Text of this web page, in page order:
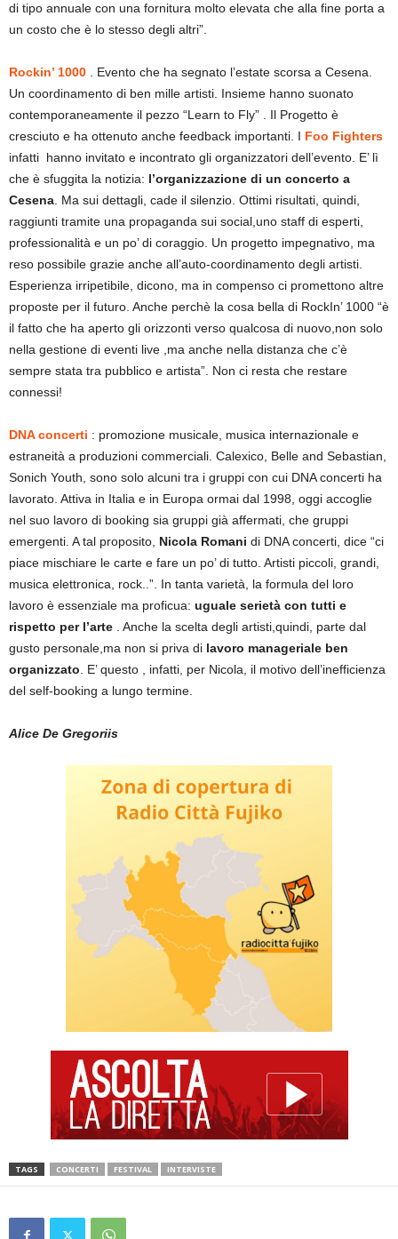
di tipo annuale con una fornitura molto elevata che alla fine porta a
un costo che è lo stesso degli altri”.
Rockin’ 1000 . Evento che ha segnato l’estate scorsa a Cesena.
Un coordinamento di ben mille artisti. Insieme hanno suonato
contemporaneamente il pezzo “Learn to Fly” . Il Progetto è
cresciuto e ha ottenuto anche feedback importanti. I Foo Fighters
infatti hanno invitato e incontrato gli organizzatori dell’evento. E’ lì
che è sfuggita la notizia: l’organizzazione di un concerto a
Cesena. Ma sui dettagli, cade il silenzio. Ottimi risultati, quindi,
raggiunti tramite una propaganda sui social,uno staff di esperti,
professionalità e un po’ di coraggio. Un progetto impegnativo, ma
reso possibile grazie anche all’auto-coordinamento degli artisti.
Esperienza irripetibile, dicono, ma in compenso ci promettono altre
proposte per il futuro. Anche perchè la cosa bella di RockIn’ 1000 “è
il fatto che ha aperto gli orizzonti verso qualcosa di nuovo,non solo
nella gestione di eventi live ,ma anche nella distanza che c’è
sempre stata tra pubblico e artista”. Non ci resta che restare
connessi!
DNA concerti : promozione musicale, musica internazionale e
estraneità a produzioni commerciali. Calexico, Belle and Sebastian,
Sonich Youth, sono solo alcuni tra i gruppi con cui DNA concerti ha
lavorato. Attiva in Italia e in Europa ormai dal 1998, oggi accoglie
nel suo lavoro di booking sia gruppi già affermati, che gruppi
emergenti. A tal proposito, Nicola Romani di DNA concerti, dice “ci
piace mischiare le carte e fare un po’ di tutto. Artisti piccoli, grandi,
musica elettronica, rock..”. In tanta varietà, la formula del loro
lavoro è essenziale ma proficua: uguale serietà con tutti e
rispetto per l’arte . Anche la scelta degli artisti,quindi, parte dal
gusto personale,ma non si priva di lavoro manageriale ben
organizzato. E’ questo , infatti, per Nicola, il motivo dell’inefficienza
del self-booking a lungo termine.
Alice De Gregoriis
TAGS CONCERTI FESTIVAL INTERVISTE